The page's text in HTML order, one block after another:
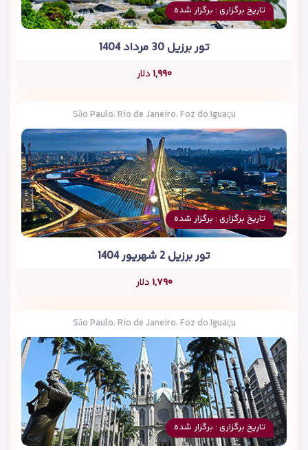
تاریخ برگزاری : برگزار شده
تور برزیل 30 مرداد 1404
۱,۹۹۰ دلار
São Paulo، Rio de Janeiro، Foz do Iguaçu
تاریخ برگزاری : برگزار شده
تور برزیل 2 شهریور 1404
۱,۷۹۰ دلار
São Paulo، Rio de Janeiro، Foz do Iguaçu
تاریخ برگزاری : برگزار شده